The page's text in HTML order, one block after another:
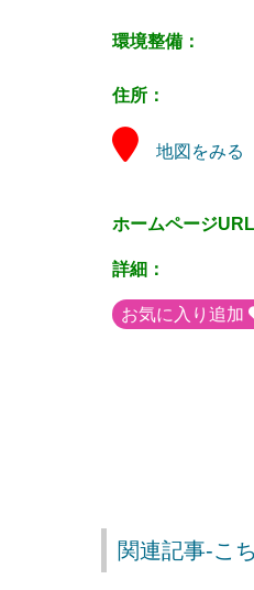
環境整備：
住所：
地図をみる
ホームページURL
詳細：
お気に入り追加
関連記事-こ